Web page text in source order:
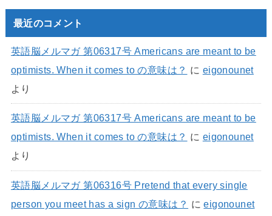
最近のコメント
英語脳メルマガ 第06317号 Americans are meant to be
optimists. When it comes to の意味は？ に eigonounet
より
英語脳メルマガ 第06317号 Americans are meant to be
optimists. When it comes to の意味は？ に eigonounet
より
英語脳メルマガ 第06316号 Pretend that every single
person you meet has a sign の意味は？ にeigonounet